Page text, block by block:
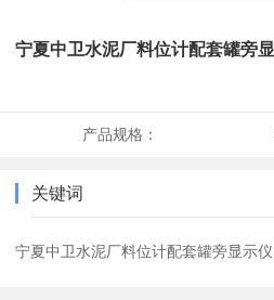
宁夏中卫水泥厂料位计配套罐旁
产品规格：
关键词
宁夏中卫水泥厂料位计配套罐旁显示仪